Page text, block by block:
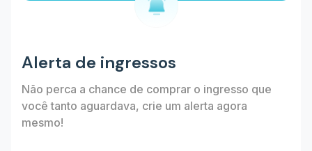
Alerta de ingressos
Não perca a chance de comprar o ingresso que
você tanto aguardava, crie um alerta agora
mesmo!